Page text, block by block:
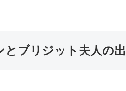
ブリジット夫人の